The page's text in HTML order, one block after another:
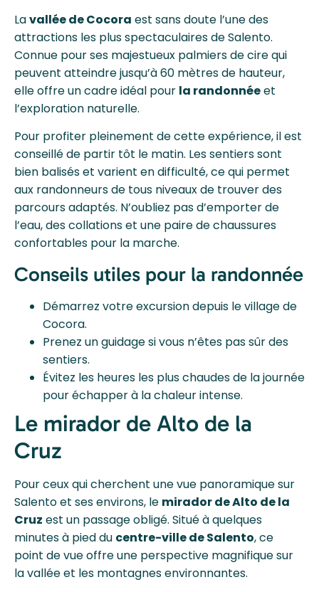
Lavallée de Cocora est sans doute l’une des
attractions les plus spectaculaires de Salento.
Connue pour ses majestueux palmiers de cire qui
peuvent atteindre jusqu’à 60 mètres de hauteur,
elle offre un cadre idéal pour la randonnéeet
l’exploration naturelle.
Pour profiter pleinement de cette expérience, il est
conseillé de partir tôt le matin. Les sentiers sont
bien balisés et varient en difficulté, ce qui permet
aux randonneurs de tous niveaux de trouver des
parcours adaptés. N’oubliez pas d’emporter de
l’eau, des collations et une paire de chaussures
confortables pour la marche.
Conseils utiles pour la randonnée
Démarrez votre excursion depuis le village de
Cocora.
Prenez un guidage si vous n’êtes pas sûr des
sentiers.
Évitez les heures les plus chaudes de la journée
pour échapper à la chaleur intense.
Le mirador de Alto de la
Cruz
Pour ceux qui cherchent une vue panoramique sur
Salento et ses environs, le mirador de Alto de la
Cruz est un passage obligé. Situé à quelques
minutes à pied du centre-ville de Salento, ce
point de vue offre une perspective magnifique sur
la vallée et les montagnes environnantes.